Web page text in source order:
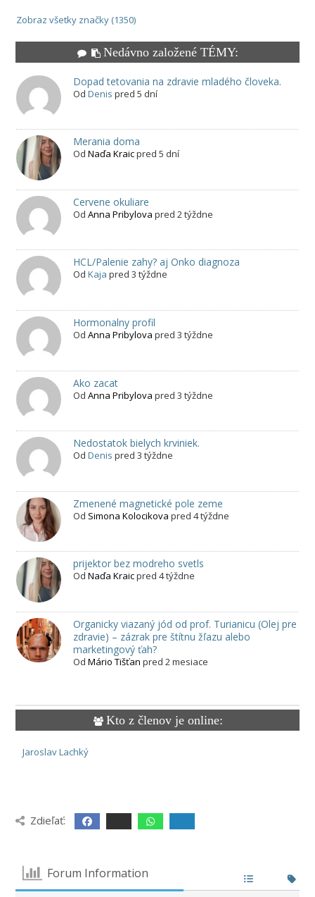
Zobraz všetky značky (1350)
Nedávno založené TÉMY:
Dopad tetovania na zdravie mladého človeka.
Od Denis pred 5 dní
Merania doma
Od Naďa Kraicpred 5 dní
Cervene okuliare
Od Anna Pribylova pred 2 týždne
HCL/Palenie zahy? aj Onko diagnoza
Od Kaja pred 3 týždne
Hormonalny profil
Od Anna Pribylova pred 3 týždne
Ako zacat
Od Anna Pribylova pred 3 týždne
Nedostatok bielych krviniek.
Od Denis pred 3 týždne
Zmenené magnetické pole zeme
Od Simona Kolocikova pred 4 týždne
prijektor bez modreho svetls
Od Naďa Kraicpred 4 týždne
Organicky viazaný jód od prof. Turianicu (Olej pre
zdravie) – zázrak pre štítnu žľazu alebo
marketingový ťah?
Od Mário Tišťan pred 2 mesiace
Kto z členov je online:
Jaroslav Lachký
Zdieľať:
Forum Information